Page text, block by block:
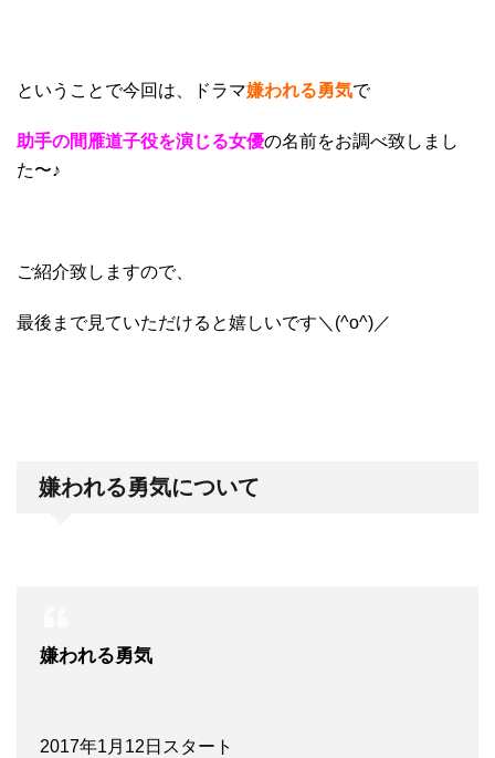
ということで今回は、ドラマ嫌われる勇気で
助手の間雁道子役を演じる女優の名前をお調べ致しまし
た〜♪
ご紹介致しますので、
最後まで見ていただけると嬉しいです＼(^o^)／
嫌われる勇気について
嫌われる勇気
2017年1月12日スタート